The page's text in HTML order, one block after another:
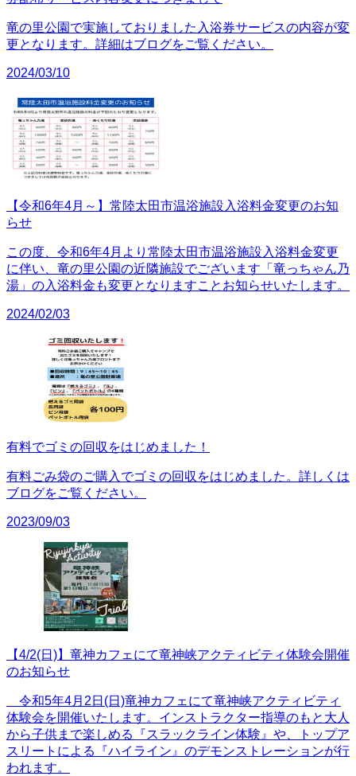
竜の里公園で実施しておりました入浴券サービスの内容が変
更となります。詳細はブログをご覧ください。
2024/03/10
【令和6年4月～】常陸太田市温浴施設入浴料金変更のお知
らせ
この度、令和6年4月より常陸太田市温浴施設入浴料金変更
に伴い、竜の里公園の近隣施設でございます「竜っちゃん乃
湯」の入浴料金も変更となりますことお知らせいたします。
2024/02/03
有料でゴミの回収をはじめました！
有料ごみ袋のご購入でゴミの回収をはじめました。詳しくは
ブログをご覧ください。
2023/09/03
【4/2(日)】竜神カフェにて竜神峡アクティビティ体験会開催
のお知らせ
令和5年4月2日(日)竜神カフェにて竜神峡アクティビティ
体験会を開催いたします。インストラクター指導のもと大人
から子供まで楽しめる『スラックライン体験』や、トップア
スリートによる『ハイライン』のデモンストレーションが行
われます。